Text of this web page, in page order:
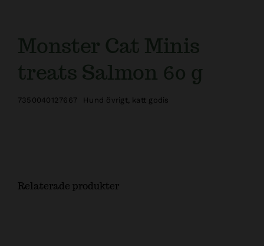
Monster Cat Minis
treats Salmon 60 g
7350040127667 Hund övrigt, katt godis
Relaterade produkter